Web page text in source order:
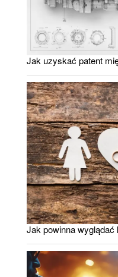
Jak uzyskać patent
Jak powinna wyglądać